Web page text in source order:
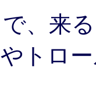
、来
トロ